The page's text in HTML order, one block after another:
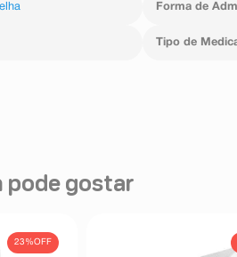
Forma de
Tipo de
pode gostar
23%OFF